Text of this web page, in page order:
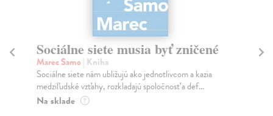
Sociálne siete musia byť zničené
Marec Samo| Kniha
Sociálne siete nám ubližujú ako jednotlivcom a kazia
medziľudské vzťahy, rozkladajú spoločnosť a def...
Na sklade ?